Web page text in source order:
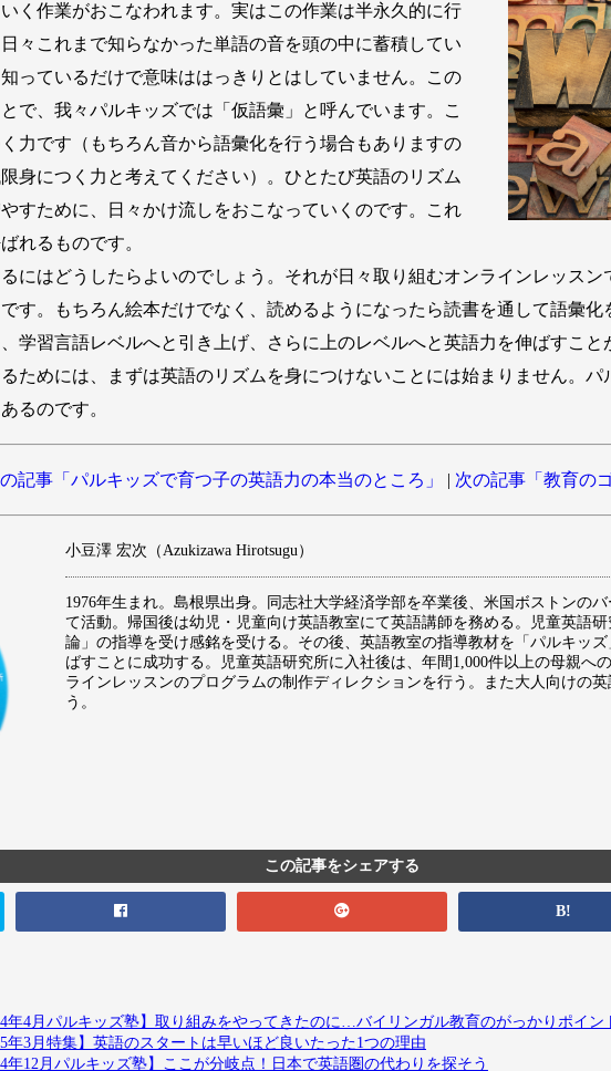
く作業がおこなわれます。実はこの作業は半永久的に行
々これまで知らなかった単語の音を頭の中に蓄積してい
っているだけで意味ははっきりとはしていません。この
で、我々パルキッズでは「仮語彙」と呼んでいます。こ
力です（もちろん音から語彙化を行う場合もありますの
身につく力と考えてください）。ひとたび英語のリズム
すために、日々かけ流しをおこなっていくのです。これ
れるものです。
にはどうしたらよいのでしょう。それが日々取り組むオンラインレッスン
す。もちろん絵本だけでなく、読めるようになったら読書を通して語彙
学習言語レベルへと引き上げ、さらに上のレベルへと英語力を伸ばすこと
ためには、まずは英語のリズムを身につけないことには始まりません。パ
るのです。
記事「パルキッズで育つ子の英語力の本当のところ」 | 次の記事「教育の
小豆澤 宏次（Azukizawa Hirotsugu）
1976年生まれ。島根県出身。同志社大学経済学部を卒業後、米国ボストンの
て活動。帰国後は幼児・児童向け英語教室にて英語講師を務める。児童英語
論」の指導を受け感銘を受ける。その後、英語教室の指導教材を「パルキッ
ばすことに成功する。児童英語研究所に入社後は、年間1,000件以上の母親へ
ラインレッスンのプログラムの制作ディレクションを行う。また大人向けの
う。
この記事をシェアする
B!
年4月パルキッズ塾】取り組みをやってきたのに…バイリンガル教育のがっかりポイン
年3月特集】英語のスタートは早いほど良いたった1つの理由
12月パルキッズ塾】ここが分岐点！日本で英語圏の代わりを探そう